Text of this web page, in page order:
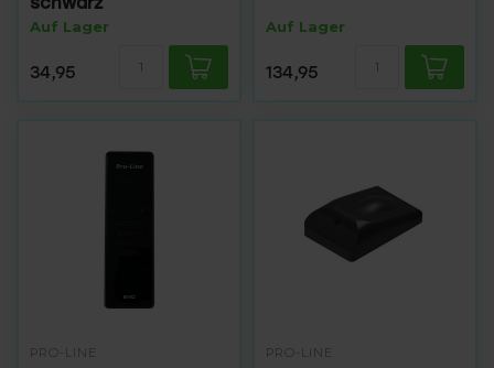
Auf Lager
34,95
Auf Lager
134,95
PRO-LINE PRO-LINE